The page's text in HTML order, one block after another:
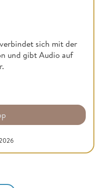
sich mit der
und gibt Audio auf